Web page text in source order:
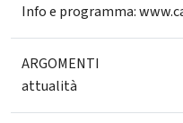
Info e programma:
ARGOMENTI
attualità